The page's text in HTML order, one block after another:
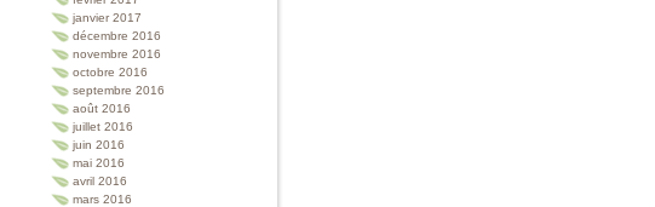
janvier 2017
décembre 2016
novembre 2016
octobre 2016
septembre 2016
août 2016
juillet 2016
juin 2016
mai 2016
avril 2016
mars 2016